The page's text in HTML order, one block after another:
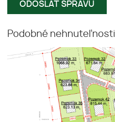
Podobné nehnuteľnosti